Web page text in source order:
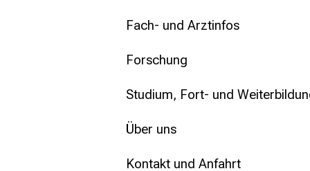
Fach- und Arztinfos
Forschung
Studium, Fort- und
Über uns
Kontakt und Anfahrt